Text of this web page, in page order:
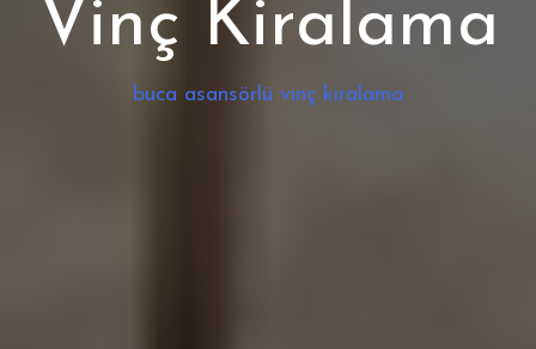
Vinç Kiralama
buca asansörlü vinç kiralama